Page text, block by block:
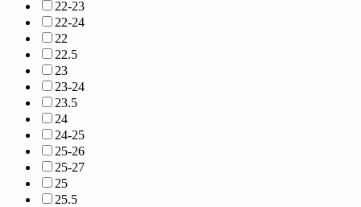
22-23
22-24
22
22.5
23
23-24
23.5
24
24-25
25-26
25-27
25
25.5